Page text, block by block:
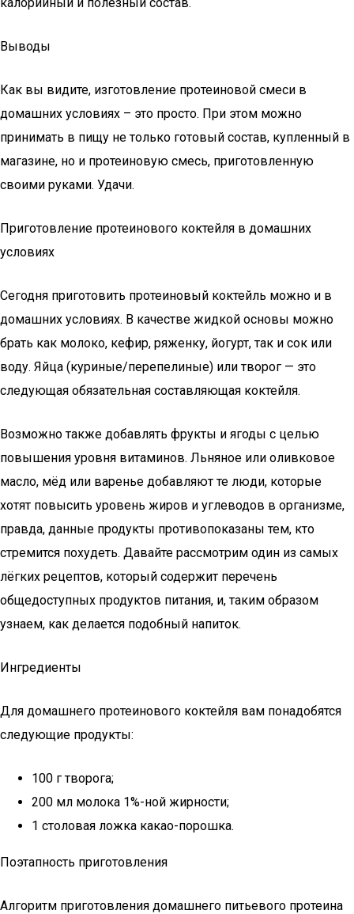
Выводы
Как вы видите, изготовление протеиновой смеси в
домашних условиях – это просто. При этом можно
принимать в пищу не только готовый состав, купленный в
магазине, но и протеиновую смесь, приготовленную
своими руками. Удачи.
Приготовление протеинового коктейля в домашних
условиях
Сегодня приготовить протеиновый коктейль можно и в
домашних условиях. В качестве жидкой основы можно
брать как молоко, кефир, ряженку, йогурт, так и сок или
воду. Яйца (куриные/перепелиные) или творог — это
следующая обязательная составляющая коктейля.
Возможно также добавлять фрукты и ягоды с целью
повышения уровня витаминов. Льняное или оливковое
масло, мёд или варенье добавляют те люди, которые
хотят повысить уровень жиров и углеводов в организме,
правда, данные продукты противопоказаны тем, кто
стремится похудеть. Давайте рассмотрим один из самых
лёгких рецептов, который содержит перечень
общедоступных продуктов питания, и, таким образом
узнаем, как делается подобный напиток.
Ингредиенты
Для домашнего протеинового коктейля вам понадобятся
следующие продукты:
100 г творога;
200 мл молока 1%-ной жирности;
1 столовая ложка какао-порошка.
Поэтапность приготовления
Алгоритм приготовления домашнего питьевого протеина